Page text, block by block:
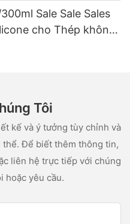
Sale Sale Sales
cho Thép không
Tôi
kế và ý tưởng tùy chỉnh và
thể. Để biết thêm thông tin,
liên hệ trực tiếp với chúng
hoặc yêu cầu.